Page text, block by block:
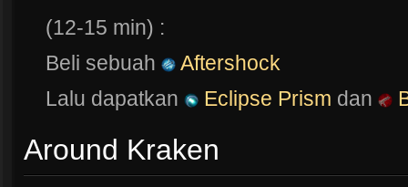
(12-15 min) :
Beli sebuah
Aftershock
Lalu dapatkan
Eclipse Prism dan
Around Kraken